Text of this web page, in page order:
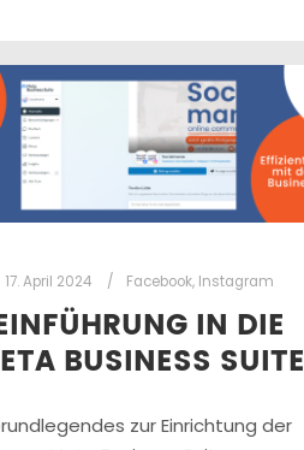
17. April 2024 Facebook, Instagram
IN DIE
BUSINESS SUITE
zur Einrichtung der